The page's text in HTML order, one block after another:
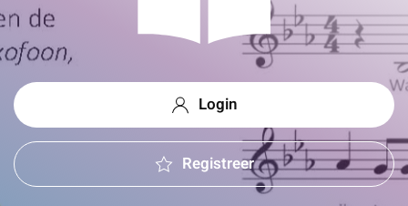
Login
Registreer